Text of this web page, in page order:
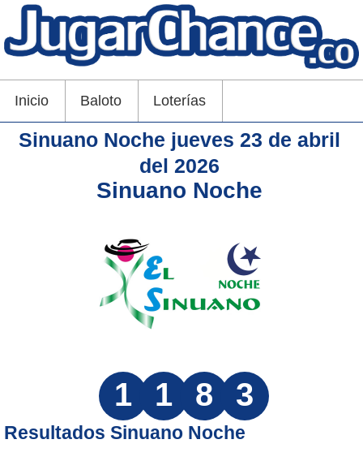
Inicio Baloto Loterías
Sinuano Noche jueves 23 de abril
del 2026
Sinuano Noche
1 1 8 3
Resultados Sinuano Noche